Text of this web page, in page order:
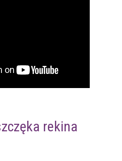
rekina